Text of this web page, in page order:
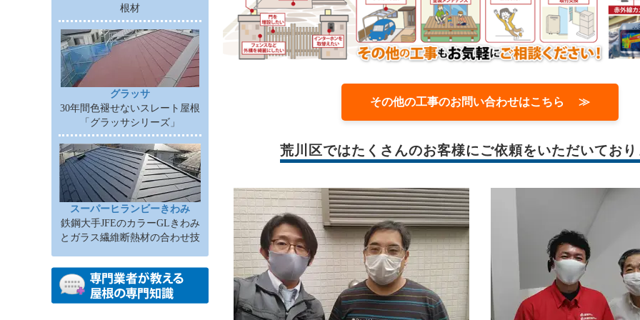
根材
グラッサ
30年間色褪せないスレート屋根
「グラッサシリーズ」
スーパーヒランビーきわみ
鉄鋼大手JFEのカラーGLきわみ
とガラス繊維断熱材の合わせ技
その他の工事のお問い合わせはこちら ≫
荒川区ではたくさんのお客様にご依頼をいただいてお